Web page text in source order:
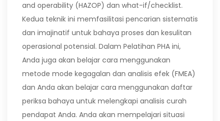
and operability (HAZOP) dan what-if/checklist.
Kedua teknik ini memfasilitasi pencarian sistematis
dan imajinatif untuk bahaya proses dan kesulitan
operasional potensial. Dalam Pelatihan PHA ini,
Anda juga akan belajar cara menggunakan
metode mode kegagalan dan analisis efek (FMEA)
dan Anda akan belajar cara menggunakan daftar
periksa bahaya untuk melengkapi analisis curah
pendapat Anda. Anda akan mempelajari situasi